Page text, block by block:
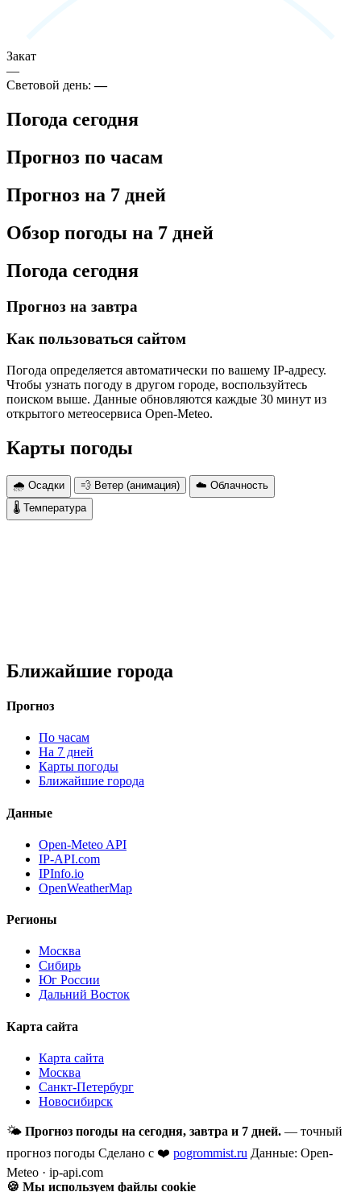
Закат
—
Световой день:—
Погода сегодня
Прогноз по часам
Прогноз на 7 дней
Обзор погоды на 7 дней
Погода сегодня
Прогноз на завтра
Как пользоваться сайтом
Погода определяется автоматически по вашему IP-адресу.
Чтобы узнать погоду в другом городе, воспользуйтесь
поиском выше. Данные обновляются каждые 30 минут из
открытого метеосервиса Open-Meteo.
Карты погоды
🌧 Осадки 💨 Ветер (анимация)
☁️ Облачность
🌡 Температура
Ближайшие города
Прогноз
По часам
На 7 дней
Карты погоды
Ближайшие города
Данные
Open-Meteo API
IP-API.com
IPInfo.io
OpenWeatherMap
Регионы
Москва
Сибирь
Юг России
Дальний Восток
Карта сайта
Карта сайта
Москва
Санкт-Петербург
Новосибирск
🌤 Прогноз погоды на сегодня, завтра и 7 дней. — точный
прогноз погоды Сделано с ❤️ pogrommist.ru Данные: Open-
Meteo · ip-api.com
🍪 Мы используем файлы cookie